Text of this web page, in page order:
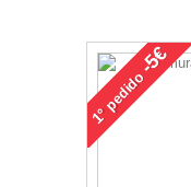
1°
pedido
-5€